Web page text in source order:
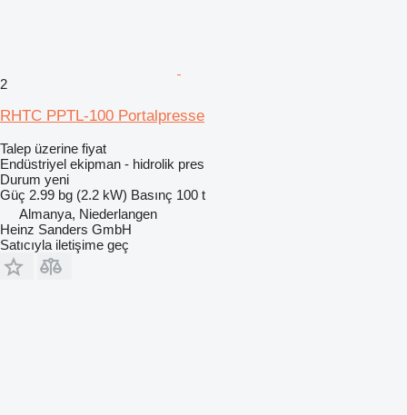
2
RHTC PPTL-100 Portalpresse
Talep üzerine fiyat
Endüstriyel ekipman - hidrolik pres
Durum yeni
Güç 2.99 bg (2.2 kW) Basınç 100 t
Almanya, Niederlangen
Heinz Sanders GmbH
Satıcıyla iletişime geç